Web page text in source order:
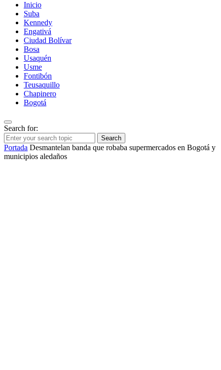
Inicio
Suba
Kennedy
Engativá
Ciudad Bolívar
Bosa
Usaquén
Usme
Fontibón
Teusaquillo
Chapinero
Bogotá
Search for:
Search
Portada Desmantelan banda que robaba supermercados en Bogotá y
municipios aledaños